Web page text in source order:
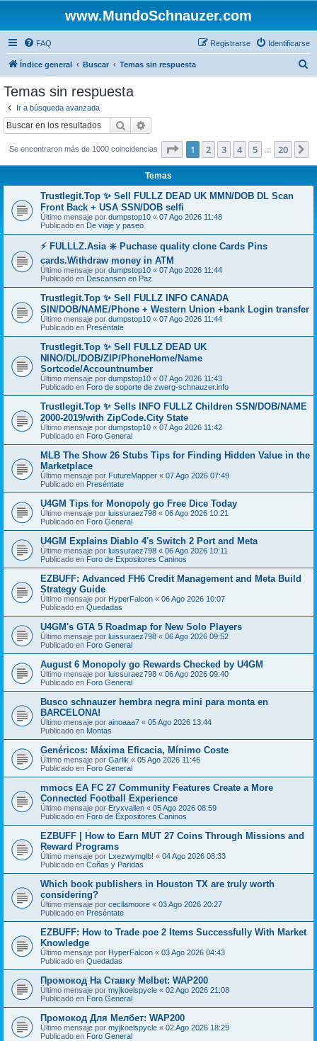
www.MundoSchnauzer.com
FAQ Identificarse
Registrarse
Índice general Buscar Temas sin respuesta
Temas sin respuesta
Ir a búsqueda avanzada
Buscar
Se encontraron más de 1000 coincidencias Página de 20
1 2 3 4 5 20
Temas
Trustlegit.Top ✨ Sell FULLZ DEAD UK MMN/DOB DL Scan
Front Back + USA SSN/DOB selfi
Último mensaje por dumpstop10 « 07 Ago 2026 11:48
Publicado en De viaje y paseo
⚡ FULLLZ.Asia ❇️ Puchase quality clone Cards Pins
cards.Withdraw money in ATM
Último mensaje por dumpstop10 « 07 Ago 2026 11:44
Publicado en Descansen en Paz
Trustlegit.Top ✨ Sell FULLZ INFO CANADA
SIN/DOB/NAME/Phone + Western Union +bank Login transfer
Último mensaje por dumpstop10 « 07 Ago 2026 11:44
Publicado en Preséntate
Trustlegit.Top ✨ Sell FULLZ DEAD UK
NINO/DL/DOB/ZIP/PhoneHome/Name
Sortcode/Accountnumber
Último mensaje por dumpstop10 « 07 Ago 2026 11:43
Publicado en Foro de soporte de zwerg-schnauzer.info
Trustlegit.Top ✨ Sells INFO FULLZ Children SSN/DOB/NAME
2000-2019/with ZipCode.City State
Último mensaje por dumpstop10 « 07 Ago 2026 11:42
Publicado en Foro General
MLB The Show 26 Stubs Tips for Finding Hidden Value in the
Marketplace
Último mensaje por FutureMapper « 07 Ago 2026 07:49
Publicado en Preséntate
U4GM Tips for Monopoly go Free Dice Today
Último mensaje por luissuraez798 « 06 Ago 2026 10:21
Publicado en Foro General
U4GM Explains Diablo 4's Switch 2 Port and Meta
Último mensaje por luissuraez798 « 06 Ago 2026 10:11
Publicado en Foro de Expositores Caninos
EZBUFF: Advanced FH6 Credit Management and Meta Build
Strategy Guide
Último mensaje por HyperFalcon « 06 Ago 2026 10:07
Publicado en Quedadas
U4GM's GTA 5 Roadmap for New Solo Players
Último mensaje por luissuraez798 « 06 Ago 2026 09:52
Publicado en Foro General
August 6 Monopoly go Rewards Checked by U4GM
Último mensaje por luissuraez798 « 06 Ago 2026 09:40
Publicado en Foro General
Busco schnauzer hembra negra mini para monta en
BARCELONA!
Último mensaje por ainoaaa7 « 05 Ago 2026 13:44
Publicado en Montas
Genéricos: Máxima Eficacia, Mínimo Coste
Último mensaje por Garlik « 05 Ago 2026 11:46
Publicado en Foro General
mmocs EA FC 27 Community Features Create a More
Connected Football Experience
Último mensaje por Eryxvallen « 05 Ago 2026 08:59
Publicado en Foro de Expositores Caninos
EZBUFF | How to Earn MUT 27 Coins Through Missions and
Reward Programs
Último mensaje por Lxezwymglb! « 04 Ago 2026 08:33
Publicado en Coñas y Paridas
Which book publishers in Houston TX are truly worth
considering?
Último mensaje por cecilamoore « 03 Ago 2026 20:27
Publicado en Preséntate
EZBUFF: How to Trade poe 2 Items Successfully With Market
Knowledge
Último mensaje por HyperFalcon « 03 Ago 2026 04:43
Publicado en Quedadas
Промокод На Ставку Melbet: WAP200
Último mensaje por myjkoelspycle « 02 Ago 2026 21:08
Publicado en Foro General
Промокод Для Мелбет: WAP200
Último mensaje por myjkoelspycle « 02 Ago 2026 18:29
Publicado en Foro General